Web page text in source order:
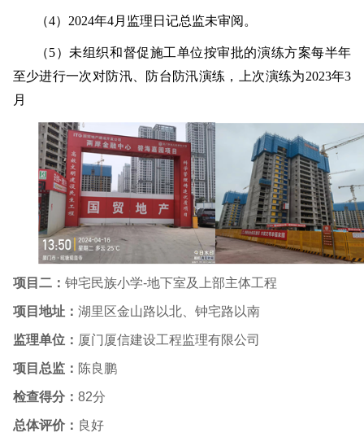
（4） 2024年4月监理日记总监未审阅。
（5）未组织和督促施工单位按审批的演练方案每半年
至少进行一次对防汛、防台防汛演练，上次演练为2023年3
月
项目二： 钟宅民族小学-地下室及上部主体工程
项目地址： 湖里区金山路以北、钟宅路以南
监理单位： 厦门厦信建设工程监理有限公司
项目总监： 陈良鹏
检查得分： 82分
总体评价： 良好